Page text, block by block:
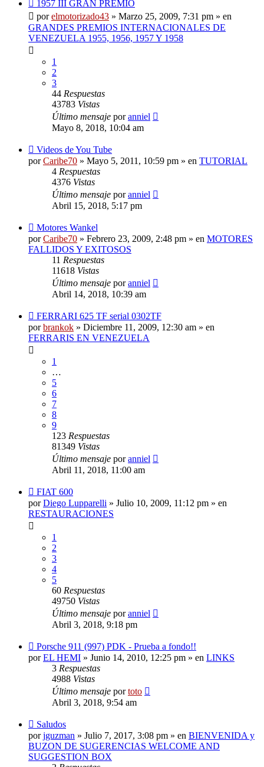
mensaje
1957 III GRAN PREMIO
porelmotorizado43 » Marzo 25, 2009, 7:31 pm » en
GRANDES PREMIOS INTERNACIONALES DE
VENEZUELA 1955, 1956, 1957 Y 1958
1
2
3
44 Respuestas
43783 Vistas
Último mensaje poranniel
Mayo 8, 2018, 10:04 am
Nuevo
mensaje
Videos de You Tube
porCaribe70 » Mayo 5, 2011, 10:59 pm » en TUTORIAL
4 Respuestas
4376 Vistas
Último mensaje poranniel
Abril 15, 2018, 5:17 pm
Nuevo
mensaje
Motores Wankel
porCaribe70 » Febrero 23, 2009, 2:48 pm » en MOTORES
FALLIDOS Y EXITOSOS
11 Respuestas
11618 Vistas
Último mensaje poranniel
Abril 14, 2018, 10:39 am
Nuevo
mensaje
FERRARI 625 TF serial 0302TF
porbrankok » Diciembre 11, 2009, 12:30 am » en
FERRARIS EN VENEZUELA
1
…
5
6
7
8
9
123 Respuestas
81349 Vistas
Último mensaje poranniel
Abril 11, 2018, 11:00 am
Nuevo
mensaje
FIAT 600
porDiego Lupparelli » Julio 10, 2009, 11:12 pm » en
RESTAURACIONES
1
2
3
4
5
60 Respuestas
49750 Vistas
Último mensaje poranniel
Abril 3, 2018, 9:18 pm
Nuevo
mensaje
Porsche 911 (997) PDK - Prueba a fondo!!
porEL HEMI » Junio 14, 2010, 12:25 pm » en LINKS
3 Respuestas
4988 Vistas
Último mensaje portoto
Abril 3, 2018, 9:54 am
Nuevo
mensaje
Saludos
porjguzman » Julio 7, 2017, 3:08 pm » en BIENVENIDA y
BUZON DE SUGERENCIAS WELCOME AND
SUGGESTION BOX